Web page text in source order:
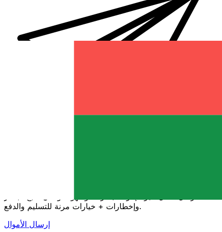
وإخطارات + خيارات مرنة للتسليم والدفع.
إرسال الأموال